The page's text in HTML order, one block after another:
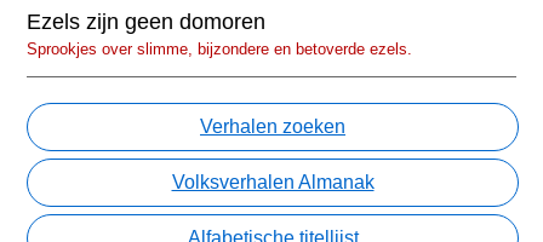
Ezels zijn geen domoren
Sprookjes over slimme, bijzondere en betoverde ezels.
Verhalen zoeken
Volksverhalen Almanak
Alfabetische titellijst